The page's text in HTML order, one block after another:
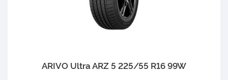
ARIVO Ultra ARZ 5 225/55 R16 99W